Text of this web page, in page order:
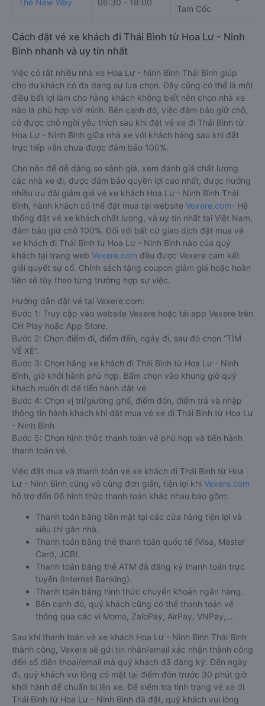
The New Way 06:30 - 18:00
Tam Cốc
Cách đặt vé xe khách đi Thái Bình từ Hoa Lư - Ninh
Bình nhanh và uy tín nhất
Việc có rất nhiều nhà xe Hoa Lư - Ninh Bình Thái Bình giúp
cho du khách có đa dạng sự lựa chọn. Đây cũng có thể là một
điều bất lợi làm cho hàng khách không biết nên chọn nhà xe
nào là phù hợp với mình. Bên cạnh đó, việc đảm bảo giữ chỗ,
có được chỗ ngồi yêu thích sau khi đặt vé xe đi Thái Bình từ
Hoa Lư - Ninh Bình giữa nhà xe với khách hàng sau khi đặt
trực tiếp vẫn chưa được đảm bảo 100%.
Cho nên để dễ dàng so sánh giá, xem đánh giá chất lượng
các nhà xe đi, được đảm bảo quyền lợi cao nhất, được hưởng
nhiều ưu đãi giảm giá vé xe khách Hoa Lư - Ninh Bình Thái
Bình, hành khách có thể đặt mua tại website Vexere.com- Hệ
thống đặt vé xe khách chất lượng, và uy tín nhất tại Việt Nam,
đảm bảo giữ chỗ 100%. Đối với bất cứ giao dịch đặt mua vé
xe khách đi Thái Bình từ Hoa Lư - Ninh Bình nào của quý
khách tại trang web Vexere.com đều được Vexere cam kết
giải quyết sự cố. Chính sách tặng coupon giảm giá hoặc hoàn
tiền sẽ tùy theo từng trường hợp sự việc.
Hướng dẫn đặt vé tại Vexere.com:
Bước 1: Truy cập vào website Vexere hoặc tải app Vexere trên
CH Play hoặc App Store.
Bước 2: Chọn điểm đi, điểm đến, ngày đi, sau đó chọn “TÌM
VÉ XE”.
Bước 3: Chọn hãng xe khách đi Thái Bình từ Hoa Lư - Ninh
Bình, giờ khởi hành phù hợp. Bấm chọn vào khung giờ quý
khách muốn đi để tiến hành đặt vé.
Bước 4: Chọn vị trí/giường ghế, điểm đón, điểm trả và nhập
thông tin hành khách khi đặt mua vé xe đi Thái Bình từ Hoa Lư
- Ninh Bình
Bước 5: Chọn hình thức thanh toán vé phù hợp và tiến hành
thanh toán vé.
Việc đặt mua và thanh toán vé xe khách đi Thái Bình từ Hoa
Lư - Ninh Bình cũng vô cùng đơn giản, tiện lợi khi Vexere.com
hỗ trợ đến 06 hình thức thanh toán khác nhau bao gồm:
Thanh toán bằng tiền mặt tại các cửa hàng tiện lợi và
siêu thị gần nhà.
Thanh toán bằng thẻ thanh toán quốc tế (Visa, Master
Card, JCB).
Thanh toán bằng thẻ ATM đã đăng ký thanh toán trực
tuyến (Internet Banking).
Thanh toán bằng hình thức chuyển khoản ngân hàng.
Bên cạnh đó, quý khách cũng có thể thanh toán vé
thông qua các ví Momo, ZaloPay, AirPay, VNPay,…
Sau khi thanh toán vé xe khách Hoa Lư - Ninh Bình Thái Bình
thành công, Vexere sẽ gửi tin nhắn/email xác nhận thành công
đến số điện thoại/email mà quý khách đã đăng ký. Đến ngày
đi, quý khách vui lòng có mặt tại điểm đón trước 30 phút giờ
khởi hành để chuẩn bị lên xe. Để kiểm tra tình trạng vé xe đi
Thái Bình từ Hoa Lư - Ninh Bình đã đặt, quý khách vui lòng